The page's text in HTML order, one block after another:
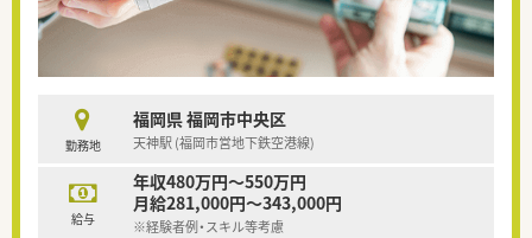
勤務地
福岡県 福岡市中央区
天神駅 (福岡市営地下鉄空港線)
給与
年収480万円～550万円
月給281,000円～343,000円
※経験者例・スキル等考慮